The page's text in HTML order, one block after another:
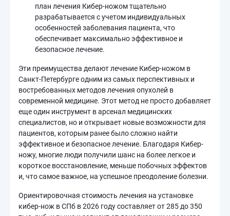
план лечения Кибер-ножом тщательно
разрабатывается с учетом индивидуальных
особенностей заболевания пациента, что
обеспечивает максимально эффективное и
безопасное лечение.
Эти преимущества делают лечение Кибер-ножом в
Санкт-Петербурге одним из самых перспективных и
востребованных методов лечения опухолей в
современной медицине. Этот метод не просто добавляет
еще один инструмент в арсенал медицинских
специалистов, но и открывает новые возможности для
пациентов, которым ранее было сложно найти
эффективное и безопасное лечение. Благодаря Кибер-
ножу, многие люди получили шанс на более легкое и
короткое восстановление, меньше побочных эффектов
и, что самое важное, на успешное преодоление болезни.
Ориентировочная стоимость лечения на установке
кибер-нож в СПб в 2026 году составляет от 285 до 350